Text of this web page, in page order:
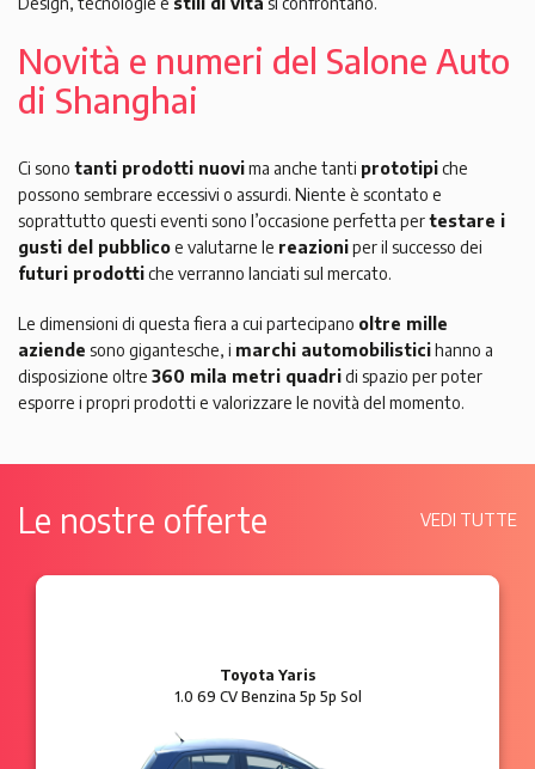
Novità e numeri del Salone Auto
di Shanghai
Ci sono tanti prodotti nuovima anche tanti prototipiche
possono sembrare eccessivi o assurdi. Niente è scontato e
soprattutto questi eventi sono l’occasione perfetta pertestare i
gusti del pubblicoe valutarne le reazioniper il successo dei
futuri prodottiche verranno lanciati sul mercato.
Le dimensioni di questa fiera a cui partecipano oltre mille
aziende sono gigantesche, i marchi automobilisticihanno a
disposizione oltre 360 mila metri quadridi spazio per poter
esporre i propri prodotti e valorizzare le novità del momento.
Le nostre offerte VEDI TUTTE